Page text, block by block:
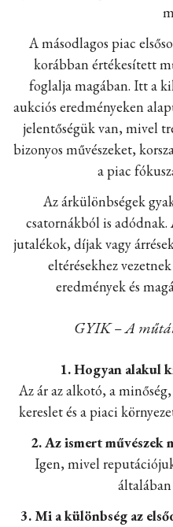
A másodlagos piac
korábban értékesített
foglalja magában. Itt a
aukciós eredményeken
jelentőségük van, mivel
bizonyos művészeket,
a piac
Az árkülönbségek
csatornákból is
jutalékok, díjak vagy
eltérésekhez
eredmények és
GYIK – A
1. Hogyan alakul
Az ár az alkotó, a
kereslet és a piaci
2. Az ismert művészek
Igen, mivel
általában
3. Mi a különbség az